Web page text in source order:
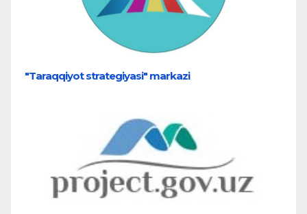
"Taraqqiyot strategiyasi" markazi